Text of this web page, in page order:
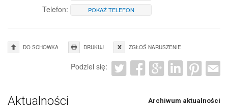
Telefon: POKAŻ TELEFON
DO SCHOWKA DRUKUJ ZGŁOŚ NARUSZENIE
Podziel się:
Aktualności Archiwum aktualności